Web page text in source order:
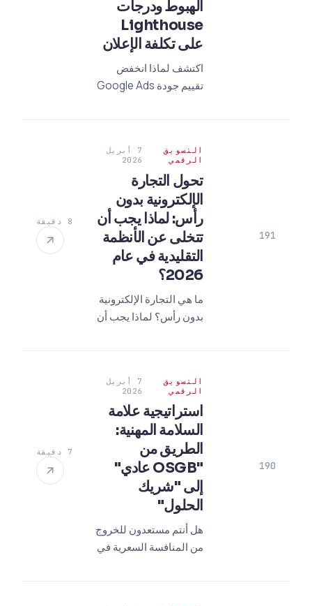
الهبوط ودرجات
Lighthouse
على تكلفة الإعلان
اكتشف لماذا انخفض
تقييم جودة Google Ads
صفحة الهبوط على
تكاليف الإعلانات لتقليل
TBM الخاص بك.
191
التسويق
الرقمي
7 أبريل
2026
تحول التجارة
الإلكترونية بدون
رأس: لماذا يجب أن
تتخلى عن الأنظمة
التقليدية في عام
2026؟
ما هي التجارة الإلكترونية
بدون رأس؟ لماذا يجب أن
السرعة والتحويل من
خلال التجارة المعتمدة
على واجهات البرمجة.
8 دقيقة
190
التسويق
الرقمي
7 أبريل
2026
استراتيجية علامة
السلامة المهنية:
الطريق من
"OSGB عادي"
إلى "شريك
الحلول"
هل أنتم مستعدون للخروج
من المنافسة السعرية في
7 دقيقة